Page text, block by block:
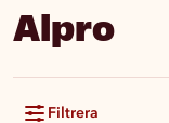
Alpro
Filtrera